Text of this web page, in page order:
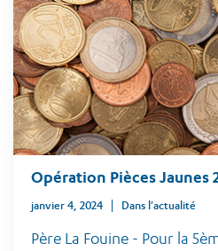
Opération Pièces Jaunes
janvier 4, 2024 Dans l'actualité
Père La Fouine - Pour la